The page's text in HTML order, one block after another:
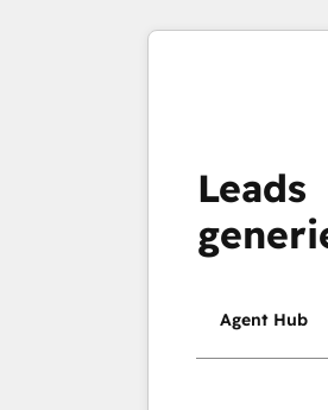
Leads
Agent Hub